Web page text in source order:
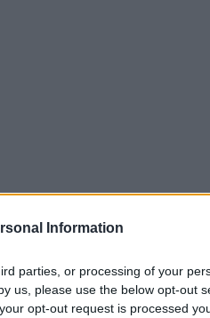
Information
parties, or processing of your
us, please use the below opt-out
opt-out request is processed